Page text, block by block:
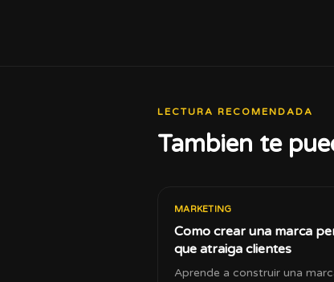
LECTURA RECOMENDADA
Tambien te
MARKETING
Como crear una marca
que atraiga clientes
Aprende a construir una